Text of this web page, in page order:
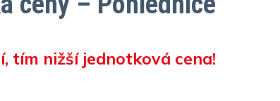
tím nižší jednotková cena!